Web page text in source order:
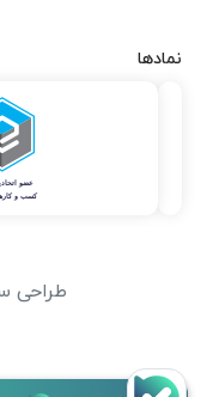
نمادها
طراحی